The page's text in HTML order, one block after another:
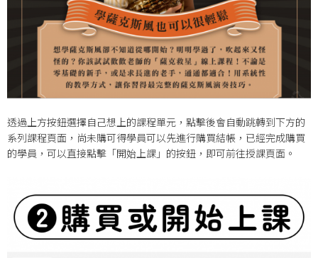
透過上方按鈕選擇自己想上的課程單元，點擊後會自動跳轉到下方的
系列課程頁面，尚未購可得學員可以先進行購買結帳，已經完成購買
的學員，可以直接點擊「開始上課」的按鈕，即可前往授課頁面。